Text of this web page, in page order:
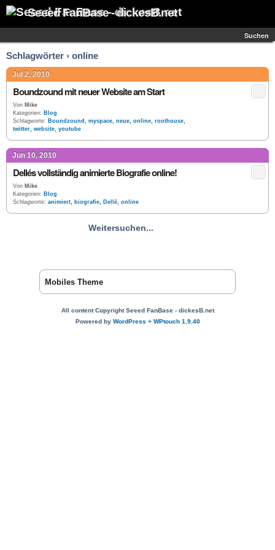
Seeed FanBase - dickesB.net
Suchen
Schlagwörter › online
Jul 2, 2010
Boundzound mit neuer Website am Start
Von Mike
Kategorien: Blog
Schlagworte: Boundzound , myspace, neue, online, roothouse,
twitter, website, youtube
Jun 10, 2010
Dellés vollständig animierte Biografie online!
Von Mike
Kategorien: Blog
Schlagworte: animiert, biografie, Dellé, online
Weitersuchen...
Mobiles Theme
All content Copyright Seeed FanBase - dickesB.net
Powered by WordPress+ WPtouch 1.9.40